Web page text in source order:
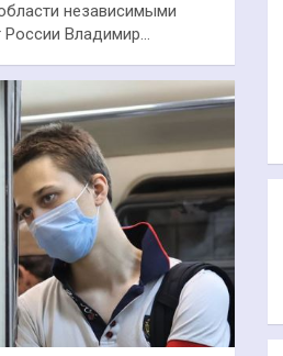
независимыми
Владимир…